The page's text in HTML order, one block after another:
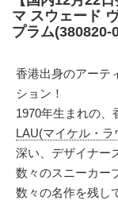
マ スウェード
プラム(380820-
香港出身のアーテ
ション！
1970年生まれの、
LAU(マイケル・ラ
深い、デザイナー
数々のスニーカー
数々の名作を残し